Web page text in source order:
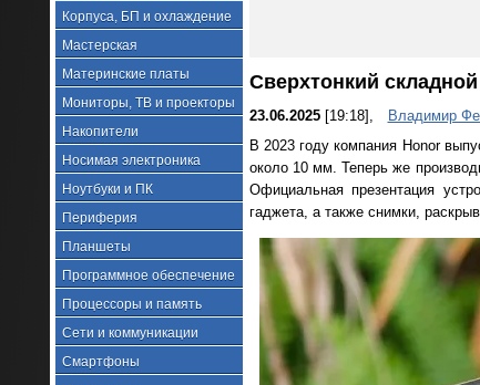
Корпуса, БП и охлаждение
Мастерская
Материнские платы
Мониторы, ТВ и проекторы
Накопители
Носимая электроника
Ноутбуки и ПК
Периферия
Планшеты
Программное обеспечение
Процессоры и память
Сети и коммуникации
Смартфоны
Сверхтонкий
23.06.2025[19:18],
Владимир
В 2023 году компания Honor
около 10 мм. Теперь же
Официальная презентация
гаджета, а также снимки,